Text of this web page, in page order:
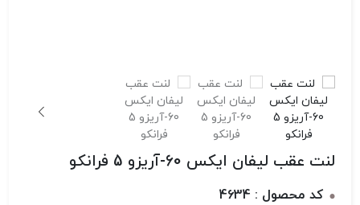
لنت عقب لیفان ایکس 60-آریزو 5 فرانکو
کد محصول : 4634